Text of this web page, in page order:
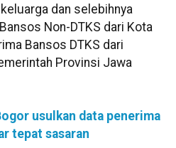
dan selebihnya
Non-DTKS dari Kota
Bansos DTKS dari
Provinsi Jawa
usulkan data penerima
tepat sasaran